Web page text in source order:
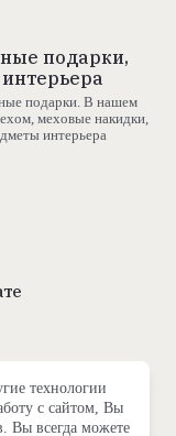
подарки,
подарки. В нашем
меховые накидки,
интерьера
ЗАЩИЩЕНЫ
технологии
с сайтом, Вы
Вы всегда можете